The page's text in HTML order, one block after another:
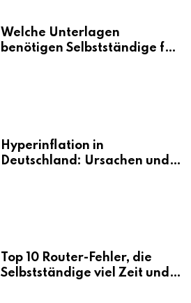
Welche Unterlagen
benötigen Selbstständige für
Hyperinflation in
Deutschland: Ursachen und
Top 10 Router-Fehler, die
Selbstständige viel Zeit und